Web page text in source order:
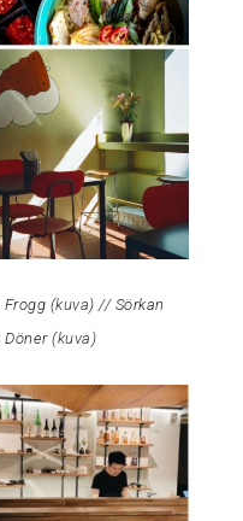
(kuva) // Sörkan
(kuva )